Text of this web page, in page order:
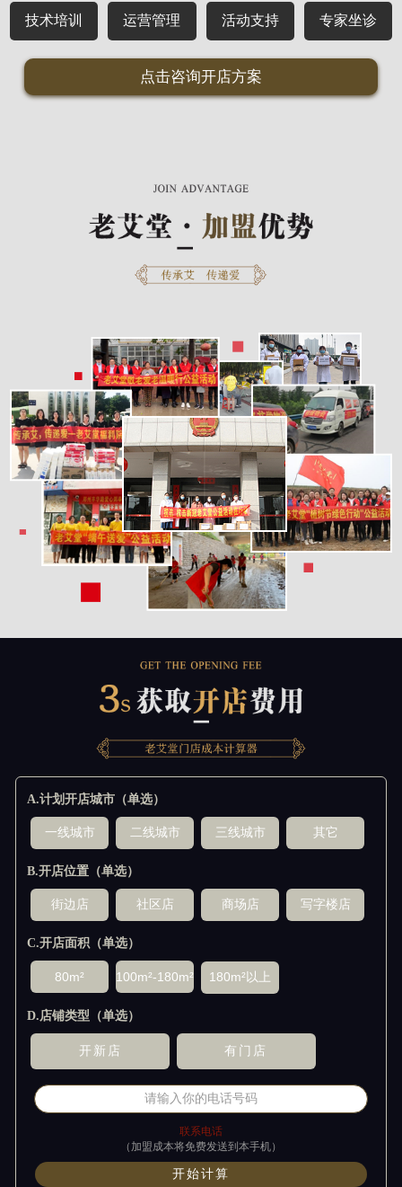
技术培训 运营管理 活动支持 专家坐诊
点击咨询开店方案
A.计划开店城市（单选）
B.开店位置（单选）
C.开店面积（单选）
D.店铺类型（单选）
联系电话
（加盟成本将免费发送到本手机）